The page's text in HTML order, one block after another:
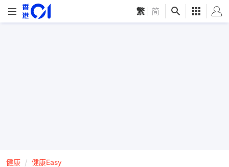
繁 简
健康 健康Easy